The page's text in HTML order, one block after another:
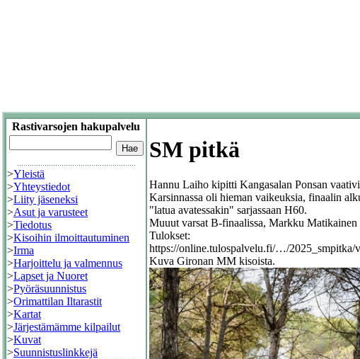
Rastivarsojen hakupalvelu
>Yleistä
>Yhteystiedot
>Liity jäseneksi
>Asut ja varusteet
>Tiedotus
>Kisoihin ilmoittautuminen
>Irma
>Harjoittelu ja valmennus
>Lapset ja Nuoret
>Pyöräsuunnistus
>Orimattilan Iltarastit
>Kartat
>Järjestämämme kilpailut
>Kuvat
>Suunnistuslinkkejä
SM pitkä
Hannu Laiho kipitti Kangasalan Ponsan
Karsinnassa oli hieman vaikeuksia, finaalin
"latua avatessakin" sarjassaan H60.
Muuut varsat B-finaalissa, Markku
Tulokset:
https://online.tulospalvelu.fi/…/
Kuva Gironan MM kisoista.